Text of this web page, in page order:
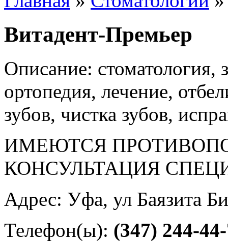
Витадент-Премьер
Описание: стоматология,
ортопедия, лечение,
зубов, чистка зубов,
ИМЕЮТСЯ
КОНСУЛЬТАЦИЯ
Адрес: Уфа, ул Баязита
Телефон(ы): (347) 244-